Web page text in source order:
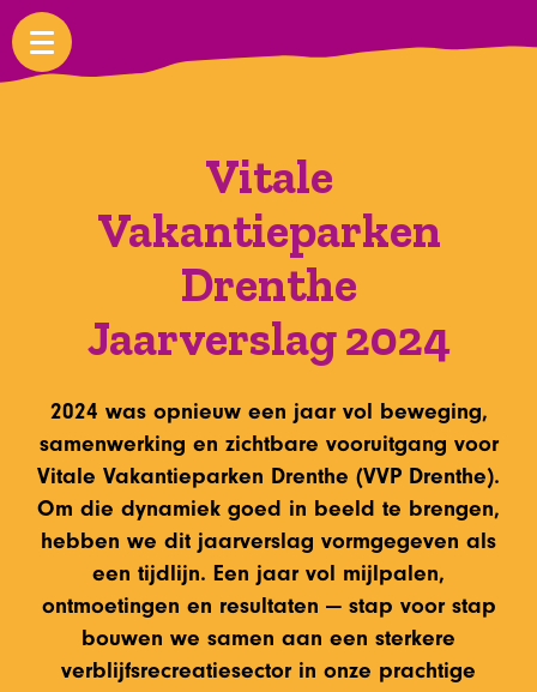
Vitale
Vakantieparken
Drenthe
Jaarverslag 2024
2024 was opnieuw een jaar vol beweging,
samenwerking en zichtbare vooruitgang voor
Vitale Vakantieparken Drenthe (VVP Drenthe).
Om die dynamiek goed in beeld te brengen,
hebben we dit jaarverslag vormgegeven als
een tijdlijn. Een jaar vol mijlpalen,
ontmoetingen en resultaten — stap voor stap
bouwen we samen aan een sterkere
verblijfsrecreatiesector in onze prachtige